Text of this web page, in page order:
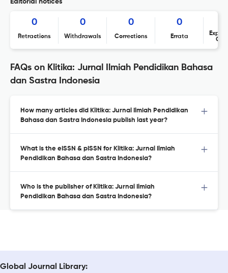
Editorial notices
0
Retractions
0
Withdrawals
0
Corrections
0
Errata
FAQs on Klitika: Jurnal Ilmiah Pendidikan Bahasa
dan Sastra Indonesia
How many articles did Klitika: Jurnal Ilmiah Pendidikan
Bahasa dan Sastra Indonesia publish last year?
What is the eISSN & pISSN for Klitika: Jurnal Ilmiah
Pendidikan Bahasa dan Sastra Indonesia?
Who is the publisher of Klitika: Jurnal Ilmiah
Pendidikan Bahasa dan Sastra Indonesia?
Global Journal Library: